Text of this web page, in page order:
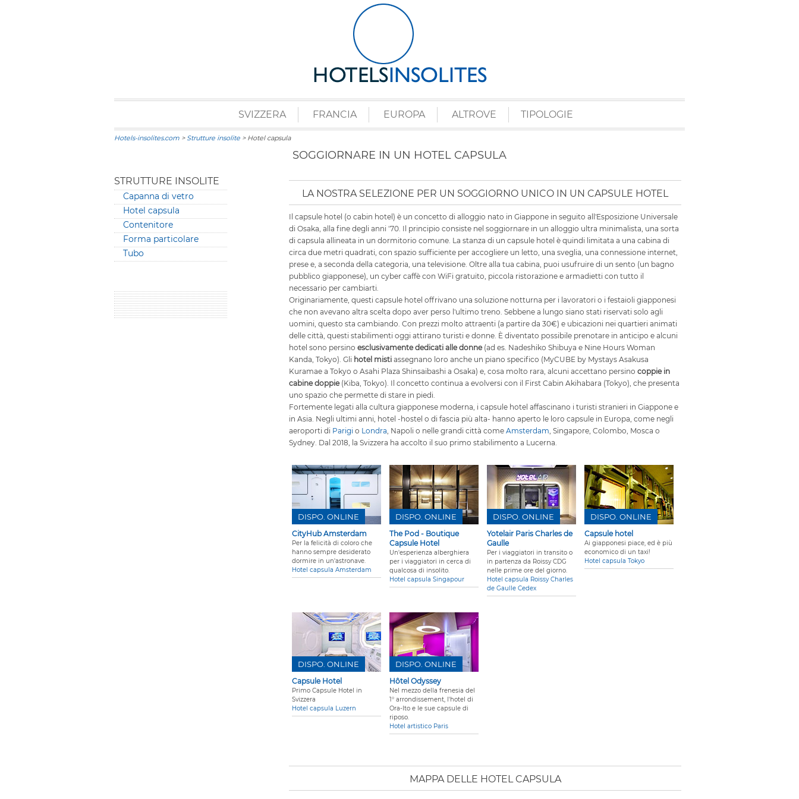
SVIZZERA FRANCIA EUROPA ALTROVE TIPOLOGIE
Hotels-insolites.com > Strutture insolite > Hotel capsula
SOGGIORNARE IN UN HOTEL CAPSULA
STRUTTURE INSOLITE
Capanna di vetro
Hotel capsula
Contenitore
Forma particolare
Tubo
LA NOSTRA SELEZIONE PER UN SOGGIORNO UNICO IN UN CAPSULE HOTEL
Il capsule hotel (o cabin hotel) è un concetto di alloggio nato in Giappone in seguito all'Esposizione Universale
di Osaka, alla fine degli anni '70. Il principio consiste nel soggiornare in un alloggio ultra minimalista, una sorta
di capsula allineata in un dormitorio comune. La stanza di un capsule hotel è quindi limitata a una cabina di
circa due metri quadrati, con spazio sufficiente per accogliere un letto, una sveglia, una connessione internet,
prese e, a seconda della categoria, una televisione. Oltre alla tua cabina, puoi usufruire di un sento (un bagno
pubblico giapponese), un cyber caffè con WiFi gratuito, piccola ristorazione e armadietti con tutto il
necessario per cambiarti.
Originariamente, questi capsule hotel offrivano una soluzione notturna per i lavoratori o i festaioli giapponesi
che non avevano altra scelta dopo aver perso l'ultimo treno. Sebbene a lungo siano stati riservati solo agli
uomini, questo sta cambiando. Con prezzi molto attraenti (a partire da 30€) e ubicazioni nei quartieri animati
delle città, questi stabilimenti oggi attirano turisti e donne. È diventato possibile prenotare in anticipo e alcuni
hotel sono persino esclusivamente dedicati alle donne(ad es. Nadeshiko Shibuya e Nine Hours Woman
Kanda, Tokyo). Gli hotel misti assegnano loro anche un piano specifico (MyCUBE by Mystays Asakusa
Kuramae a Tokyo o Asahi Plaza Shinsaibashi a Osaka) e, cosa molto rara, alcuni accettano persino coppie in
cabine doppie(Kiba, Tokyo). Il concetto continua a evolversi con il First Cabin Akihabara (Tokyo), che presenta
uno spazio che permette di stare in piedi.
Fortemente legati alla cultura giapponese moderna, i capsule hotel affascinano i turisti stranieri in Giappone e
in Asia. Negli ultimi anni, hotel -hostel o di fascia più alta- hanno aperto le loro capsule in Europa, come negli
aeroporti di Parigi o Londra, Napoli o nelle grandi città come Amsterdam, Singapore, Colombo, Mosca o
Sydney. Dal 2018, la Svizzera ha accolto il suo primo stabilimento a Lucerna.
CityHub Amsterdam
Per la felicità di coloro che
hanno sempre desiderato
dormire in un'astronave.
Hotel capsula Amsterdam
DISPO. ONLINE
The Pod - Boutique
Capsule Hotel
Un'esperienza alberghiera
per i viaggiatori in cerca di
qualcosa di insolito.
Hotel capsula Singapour
DISPO. ONLINE
Yotelair Paris Charles de
Gaulle
Per i viaggiatori in transito o
in partenza da Roissy CDG
nelle prime ore del giorno.
Hotel capsula Roissy Charles
de Gaulle Cedex
DISPO. ONLINE
Capsule hotel
Ai giapponesi piace, ed è più
economico di un taxi!
Hotel capsula Tokyo
DISPO. ONLINE
Capsule Hotel
Primo Capsule Hotel in
Svizzera
Hotel capsula Luzern
DISPO. ONLINE
Hôtel Odyssey
Nel mezzo della frenesia del
1° arrondissement, l'hotel di
Ora-Ito e le sue capsule di
riposo.
Hotel artistico Paris
DISPO. ONLINE
MAPPA DELLE HOTEL CAPSULA